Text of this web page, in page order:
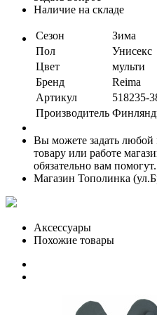
Наличие на складе
Сезон
Зима
Пол
Унисекс
Цвет
мульти
Бренд
Reima
Артикул
518235-
Производитель
Вы можете задать
товару или работе
обязательно вам помогут.
Магазин Тополинка
Аксессуары
Похожие товары